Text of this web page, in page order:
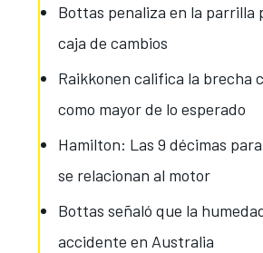
Bottas penaliza en la parrilla
caja de cambios
Raikkonen califica la brecha
como mayor de lo esperado
Hamilton: Las 9 décimas
se relacionan al motor
Bottas señaló que la
accidente en Australia